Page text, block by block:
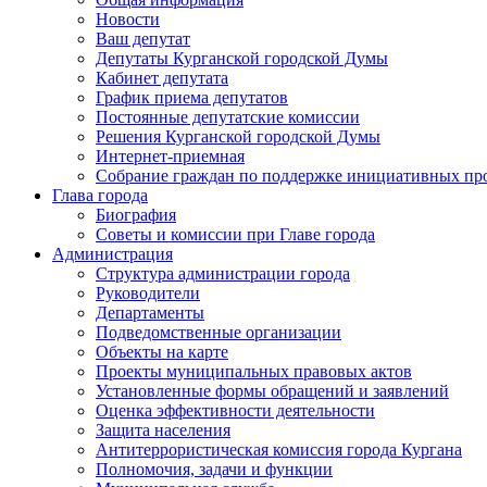
Новости
Ваш депутат
Депутаты Курганской городской Думы
Кабинет депутата
График приема депутатов
Постоянные депутатские комиссии
Решения Курганской городской Думы
Интернет-приемная
Собрание граждан по поддержке инициативных
Глава города
Биография
Советы и комиссии при Главе города
Администрация
Структура администрации города
Руководители
Департаменты
Подведомственные организации
Объекты на карте
Проекты муниципальных правовых актов
Установленные формы обращений и заявлений
Оценка эффективности деятельности
Защита населения
Антитеррористическая комиссия города Кургана
Полномочия, задачи и функции